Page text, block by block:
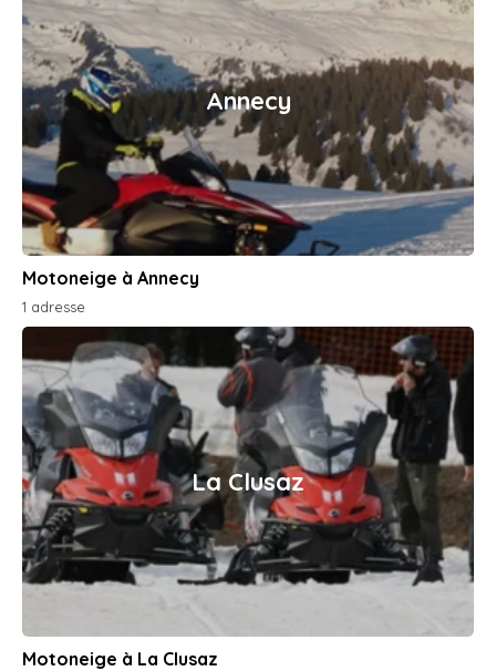
Annecy
Motoneige à Annecy
1 adresse
La Clusaz
Motoneige à La Clusaz